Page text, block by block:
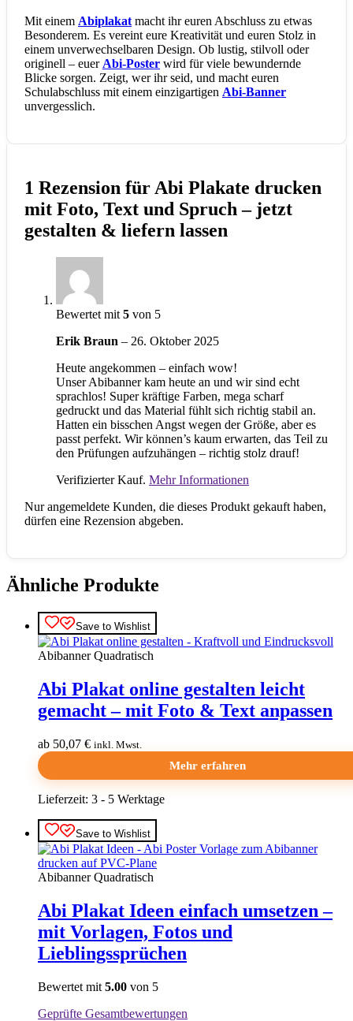
Mit einem Abiplakat macht ihr euren Abschluss zu etwas
Besonderem. Es vereint eure Kreativität und euren Stolz in
einem unverwechselbaren Design. Ob lustig, stilvoll oder
originell – euer Abi-Poster wird für viele bewundernde
Blicke sorgen. Zeigt, wer ihr seid, und macht euren
Schulabschluss mit einem einzigartigen Abi-Banner
unvergesslich.
1 Rezension fürAbi Plakate drucken
mit Foto, Text und Spruch – jetzt
gestalten & liefern lassen
Bewertet mit 5 von 5
Erik Braun – 26. Oktober 2025
Heute angekommen – einfach wow!
Unser Abibanner kam heute an und wir sind echt
sprachlos! Super kräftige Farben, mega scharf
gedruckt und das Material fühlt sich richtig stabil an.
Hatten ein bisschen Angst wegen der Größe, aber es
passt perfekt. Wir können’s kaum erwarten, das Teil zu
den Prüfungen aufzuhängen – richtig stolz drauf!
Verifizierter Kauf. Mehr Informationen
Nur angemeldete Kunden, die dieses Produkt gekauft haben,
dürfen eine Rezension abgeben.
Ähnliche Produkte
Save to Wishlist
Abibanner Quadratisch
Abi Plakat online gestalten leicht
gemacht – mit Foto & Text anpassen
ab 50,07 € inkl. Mwst.
Mehr erfahren
Lieferzeit: 3 - 5 Werktage
Dieses
Produkt
weist
mehrere
Varianten
Die
Optionen
können
auf
der
Produktseite
gewählt
werden
Save to Wishlist
Abibanner Quadratisch
Abi Plakat Ideen einfach umsetzen –
mit Vorlagen, Fotos und
Lieblingssprüchen
Bewertet mit 5.00 von 5
Geprüfte Gesamtbewertungen